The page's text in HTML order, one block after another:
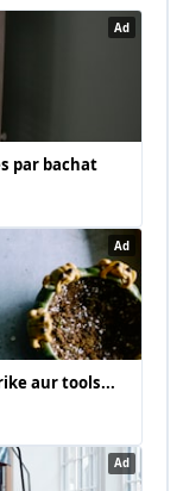
Ad
par bachat
Ad
aur tools...
Ad